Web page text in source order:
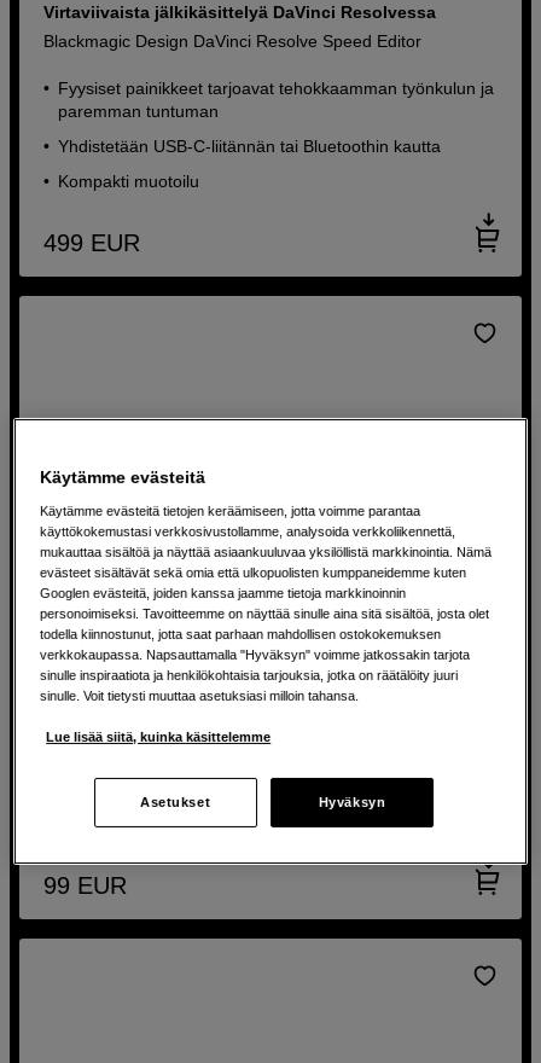
Virtaviivaista jälkikäsittelyä DaVinci Resolvessa
Blackmagic Design DaVinci Resolve Speed Editor
Fyysiset painikkeet tarjoavat tehokkaamman työnkulun ja
paremman tuntuman
Yhdistetään USB-C-liitännän tai Bluetoothin kautta
Kompakti muotoilu
499 EUR
Striimausohjaimet nopeampaan työnkulkuun
Ulanzi Stream Controller D200H
Makrotuki tehokkaaseen moniajoon
99 EUR
Käytämme evästeitä
Käytämme evästeitä tietojen keräämiseen, jotta voimme parantaa
käyttökokemustasi verkkosivustollamme, analysoida verkkoliikennettä,
mukauttaa sisältöä ja näyttää asiaankuuluvaa yksilöllistä markkinointia. Nämä
evästeet sisältävät sekä omia että ulkopuolisten kumppaneidemme kuten
Googlen evästeitä, joiden kanssa jaamme tietoja markkinoinnin
personoimiseksi. Tavoitteemme on näyttää sinulle aina sitä sisältöä, josta olet
todella kiinnostunut, jotta saat parhaan mahdollisen ostokokemuksen
verkkokaupassa. Napsauttamalla "Hyväksyn" voimme jatkossakin tarjota
sinulle inspiraatiota ja henkilökohtaisia tarjouksia, jotka on räätälöity juuri
sinulle. Voit tietysti muuttaa asetuksiasi milloin tahansa.
Lue lisää siitä, kuinka käsittelemme
Asetukset Hyväksyn